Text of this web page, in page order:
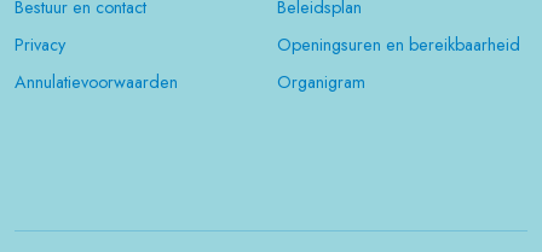
Bestuur en contact
Beleidsplan
Privacy
Openingsuren en bereikbaarheid
Annulatievoorwaarden
Organigram